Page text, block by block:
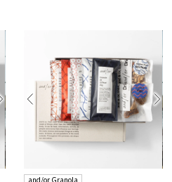
and/or Granola